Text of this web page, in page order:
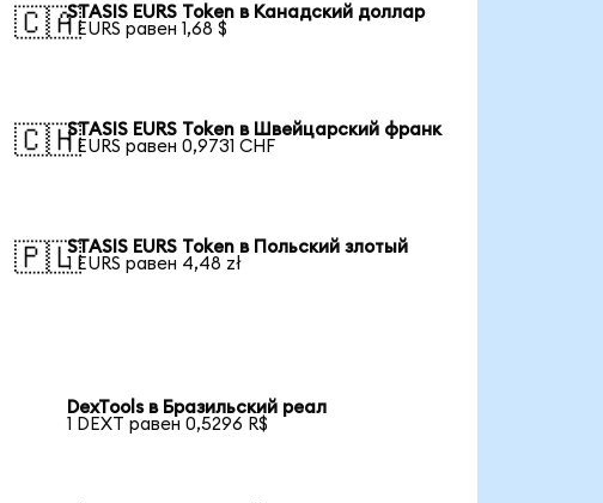
🇨🇦STASIS EURS Token в Канадский доллар
1 EURS равен 1,68 $
🇨🇭STASIS EURS Token в Швейцарский франк
1 EURS равен 0,9731 CHF
🇵🇱STASIS EURS Token в Польский злотый
1 EURS равен 4,48 zł
DexTools в Бразильский реал
1 DEXT равен 0,5296 R$